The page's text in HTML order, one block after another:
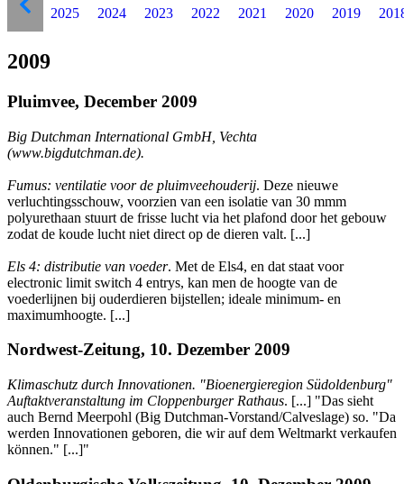
2025 2024 2023 2022 2021 2020 2019
2009
Pluimvee, December 2009
Big Dutchman International GmbH, Vechta
(www.bigdutchman.de).
Fumus: ventilatie voor de pluimveehouderij. Deze nieuwe
verluchtingsschouw, voorzien van een isolatie van 30 mmm
polyurethaan stuurt de frisse lucht via het plafond door het gebouw
zodat de koude lucht niet direct op de dieren valt. [...]
Els 4: distributie van voeder. Met de Els4, en dat staat voor
electronic limit switch 4 entrys, kan men de hoogte van de
voederlijnen bij ouderdieren bijstellen; ideale minimum- en
maximumhoogte. [...]
Nordwest-Zeitung, 10. Dezember 2009
Klimaschutz durch Innovationen. "Bioenergieregion Südoldenburg"
Auftaktveranstaltung im Cloppenburger Rathaus. [...] "Das sieht
auch Bernd Meerpohl (Big Dutchman-Vorstand/Calveslage) so. "Da
werden Innovationen geboren, die wir auf dem Weltmarkt verkaufen
können." [...]"